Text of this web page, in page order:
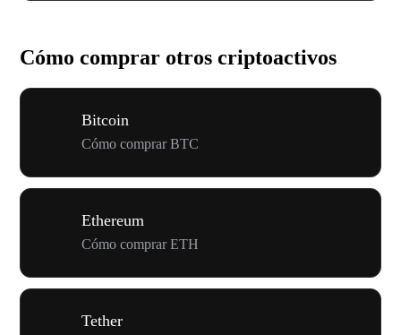
Cómo comprar otros criptoactivos
Bitcoin
Cómo comprar BTC
Ethereum
Cómo comprar ETH
Tether